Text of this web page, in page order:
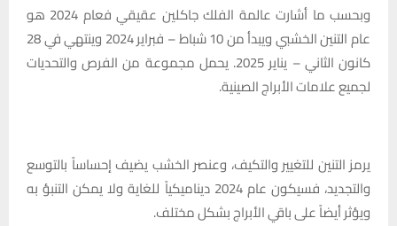
وبحسب ما أشارت عالمة الفلك جاكلين عقيقي فعام 2024 هو
عام التنين الخشبي ويبدأ من 10 شباط – فبراير 2024 وينتهي في 28
كانون الثاني – يناير 2025. يحمل مجموعة من الفرص والتحديات
لجميع علامات الأبراج الصينية.
يرمز التنين للتغيير والتكيف، وعنصر الخشب يضيف إحساساً بالتوسع
والتجديد، فسيكون عام 2024 ديناميكياً للغاية ولا يمكن التنبؤ به
ويؤثر أيضاً على باقي الأبراج بشكل مختلف.